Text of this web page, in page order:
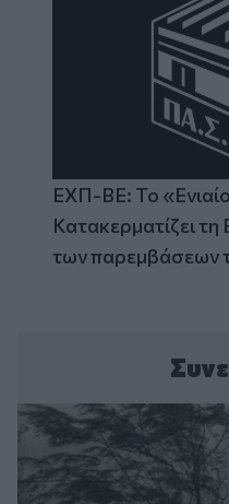
ΕΧΠ-ΒΕ: Το
Κατακερματίζει
των παρεμβάσεων